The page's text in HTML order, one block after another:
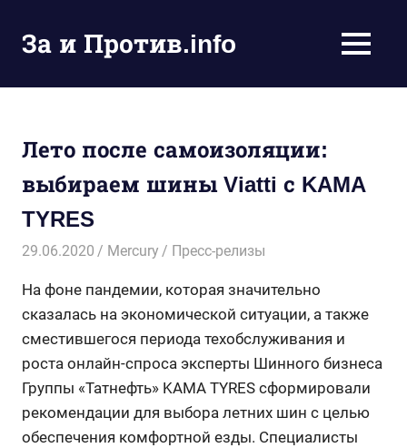
перейти
За и Против.info MENU
Лето после самоизоляции:
выбираем шины Viatti с KAMA
TYRES
29.06.2020 Mercury Пресс-релизы
На фоне пандемии, которая значительно
сказалась на экономической ситуации, а также
сместившегося периода техобслуживания и
роста онлайн-спроса эксперты Шинного бизнеса
Группы «Татнефть» KAMA TYRES сформировали
рекомендации для выбора летних шин с целью
обеспечения комфортной езды. Специалисты